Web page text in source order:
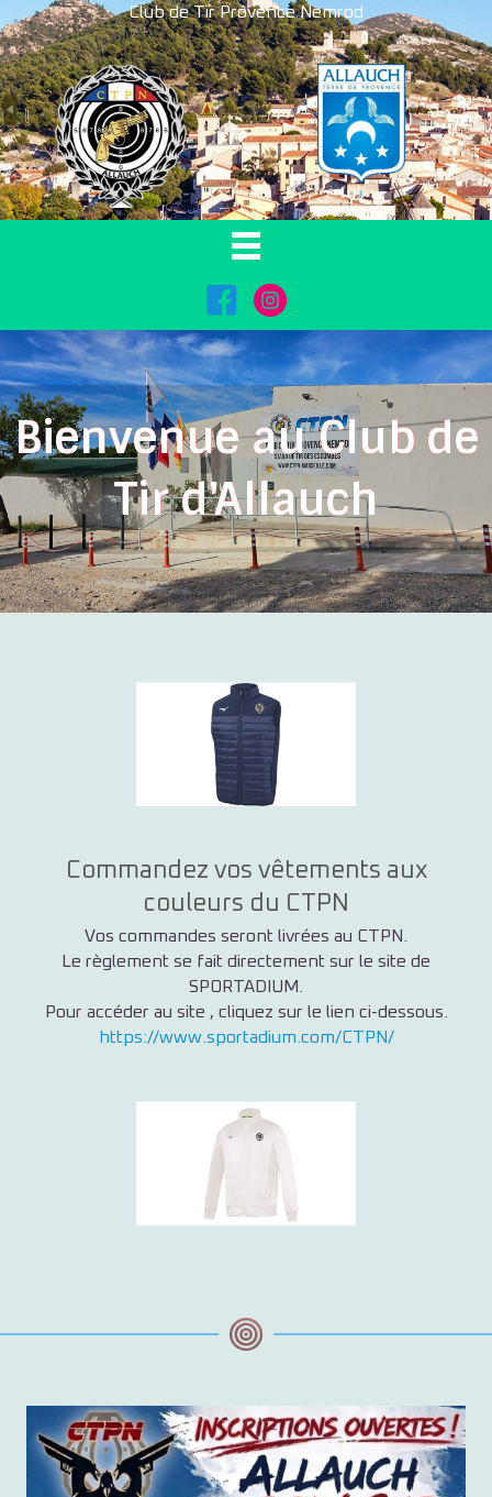
Club de Tir Provence Nemrod
FaceBookInstagram
Bienvenue au Club de
Tir d'Allauch
Commandez vos vêtements aux
couleurs du CTPN
Vos commandes seront livrées au CTPN.
Le règlement se fait directement sur le site de
SPORTADIUM.
Pour accéder au site , cliquez sur le lien ci-dessous.
https://www.sportadium.com/CTPN/